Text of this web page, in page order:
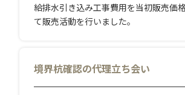
給排水引き込み工事費用を当初販売価
て販売活動を行いました。
境界杭確認の代理立ち会い